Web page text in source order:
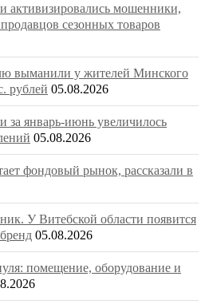
активизировались мошенники,
сезонных товаров
выманили у жителей Минского
рублей 05.08.2026
за январь-июнь увеличилось
05.08.2026
фондовый рынок, рассказали в
У Витебской области появится
05.08.2026
помещение, оборудование и